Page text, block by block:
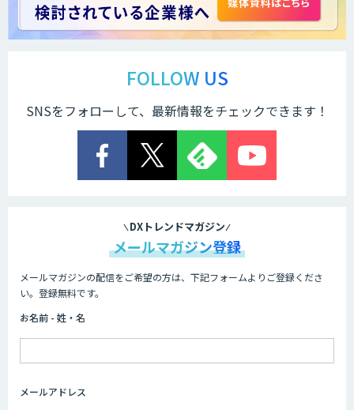
開発支援
AI受託開発（データ分析・画像認識）
AI生産スケジューラ 最適ワークス
FOLLOW US
SNSをフォローして、最新情報をチェックできます！
DXトレンドマガジン
メールマガジン登録
メールマガジンの配信をご希望の方は、下記フォームよりご登録くださ
い。登録無料です。
お名前 - 姓・名
メールアドレス